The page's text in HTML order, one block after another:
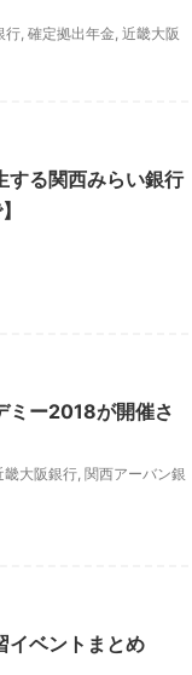
行, 確定拠出年金, 近畿大阪
する関西みらい銀行
ミー2018が開催さ
畿大阪銀行, 関西アーバン銀
イベントまとめ